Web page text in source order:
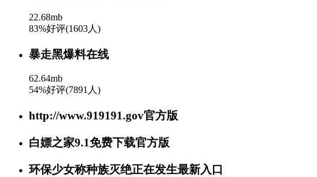
22.68mb
83%好评(1603人)
暴走黑爆料在线
62.64mb
54%好评(7891人)
http://www.919191.gov官方版
白嫖之家9.1免费下载官方版
环保少女称种族灭绝正在发生最新入口